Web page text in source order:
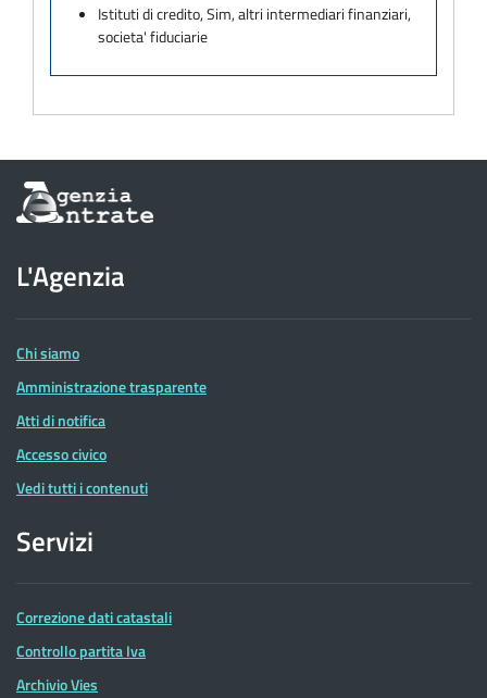
Istituti di credito, Sim, altri intermediari finanziari,
societa' fiduciarie
Informazioni
sul
dell'Agenzia
delle
Entrate
L'Agenzia
Chi siamo
Amministrazione trasparente
Atti di notifica
Accesso civico
Vedi tutti i contenuti
Servizi
Correzione dati catastali
Controllo partita Iva
Archivio Vies